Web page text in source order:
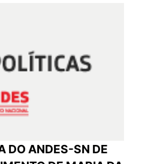
DO ANDES-SN DE